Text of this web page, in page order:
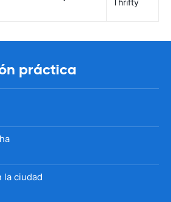
Thrifty
práctica
la ciudad